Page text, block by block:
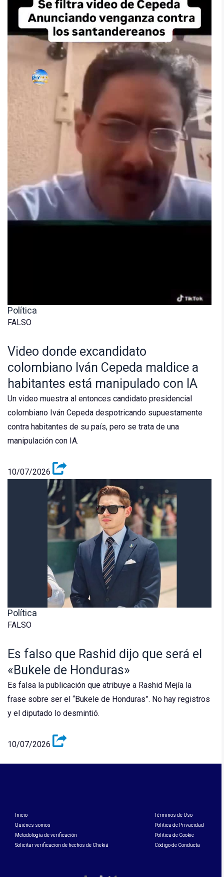
Política
FALSO
Video donde excandidato
colombiano Iván Cepeda maldice a
habitantes está manipulado con IA
Un video muestra al entonces candidato presidencial
colombiano Iván Cepeda despotricando supuestamente
contra habitantes de su país, pero se trata de una
manipulación con IA.
10/07/2026
Política
FALSO
Es falso que Rashid dijo que será el
«Bukele de Honduras»
Es falsa la publicación que atribuye a Rashid Mejía la
frase sobre ser el “Bukele de Honduras”. No hay registros
y el diputado lo desmintió.
10/07/2026
Inicio
Quiénes somos
Metodología de verificación
Solicitar verificacion de hechos de Chekiá
Términos de Uso
Politica de Privacidad
Politica de Cookie
Código de Conducta